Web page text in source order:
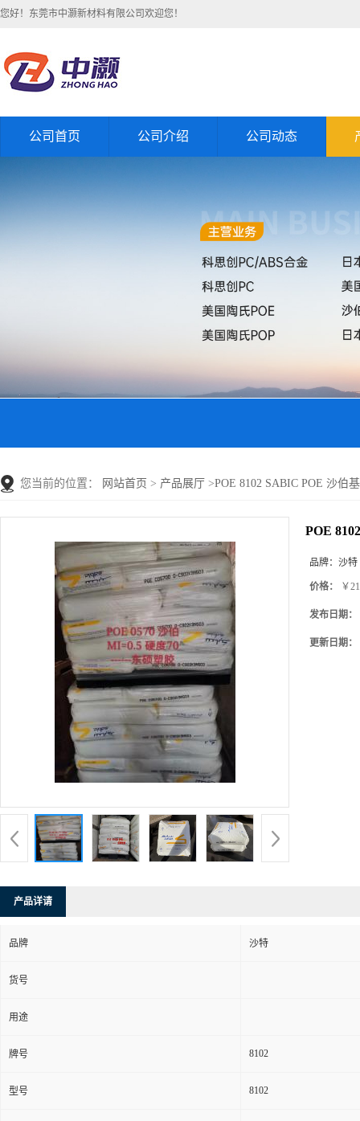
您好！东莞市中灏新材料有限公司欢迎您！
公司首页 公司介绍 公司动态
您当前的位置： 网站首页 > 产品展厅 >POE 8102 SABIC POE 沙伯
POE
品牌： 沙特
价格： ￥
发布日期：
更新日期：
产品详请
品牌 沙特
货号
用途
牌号 8102
型号 8102